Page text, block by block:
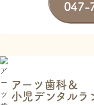
047-
アーツ歯科＆
小児デンタルラ